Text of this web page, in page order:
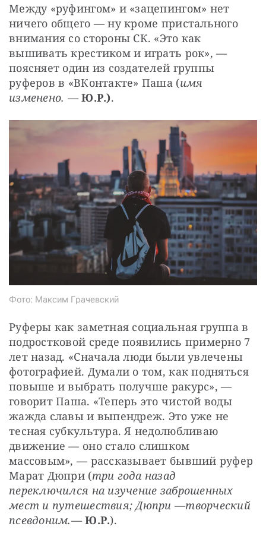
Между «руфингом» и «зацепингом» нет
ничего общего — ​ну кроме пристального
внимания со стороны СК. «Это как
вышивать крестиком и играть рок», — ​
поясняет один из создателей группы
руферов в «ВКонтакте» Паша (имя
изменено. — Ю.Р.).
Фото: Максим Грачевский
Руферы как заметная социальная группа в
подростковой среде появились примерно 7
лет назад. «Сначала люди были увлечены
фотографией. Думали о том, как подняться
повыше и выбрать получше ракурс», — ​
говорит Паша. «Теперь это чистой воды
жажда славы и выпендреж. Это уже не
тесная субкультура. Я недолюб­ливаю
движение — ​оно стало слишком
массовым», — ​рассказывает бывший руфер
Марат Дюпри (три года назад
переключился на изучение заброшенных
мест и путешест­вия; Дюпри —творческий
псевдоним.— Ю.Р.).